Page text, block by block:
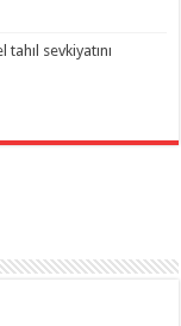
sevkiyatını